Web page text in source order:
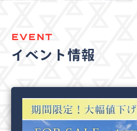
EVENT
イベント情報